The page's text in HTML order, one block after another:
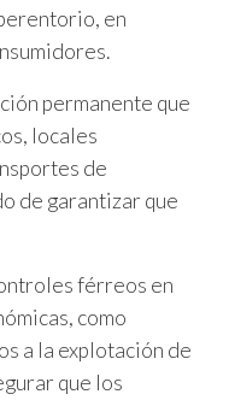
en
permanente que
locales
de
de garantizar que
férreos en
como
a la explotación de
que los